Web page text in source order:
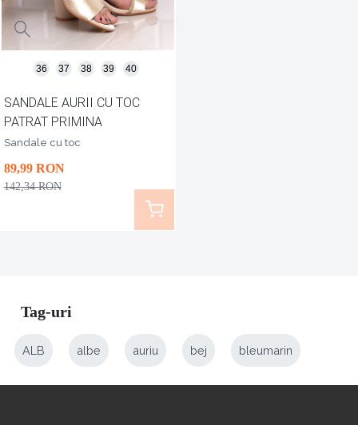
SANDALE AURII CU TOC
PATRAT PRIMINA
Sandale cu toc
89,99 RON
142,34 RON
36 37 38 39 40
Tag-uri
ALB albe auriu bej bleumarin